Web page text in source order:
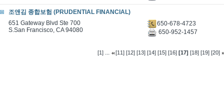
조앤김 종합보험 (PRUDENTIAL FINANCIAL)
651 Gateway Blvd Ste 700
S.San Francisco, CA 94080
650-678-4723
650-952-1457
[1] ... [11] [12] [13] [14] [15] [16] [17] [18] [19] [20]